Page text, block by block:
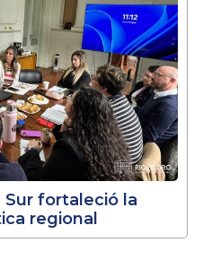
Sur fortaleció la
regional